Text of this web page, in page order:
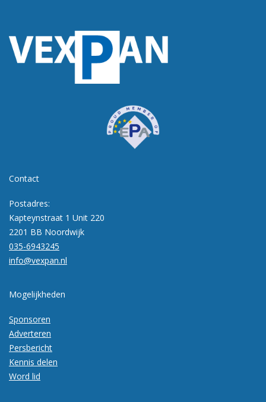
Contact
Postadres:
Kapteynstraat 1 Unit 220
2201 BB Noordwijk
035-6943245
info@vexpan.nl
Mogelijkheden
Sponsoren
Adverteren
Persbericht
Kennis delen
Word lid